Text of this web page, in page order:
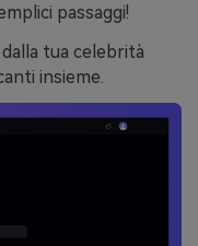
passaggi!
tua celebrità
insieme.